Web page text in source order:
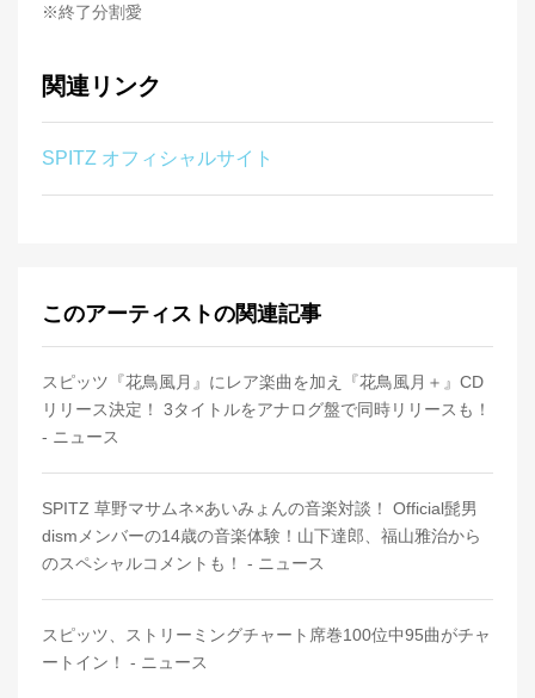
※終了分割愛
関連リンク
SPITZ オフィシャルサイト
このアーティストの関連記事
スピッツ『花鳥風月』にレア楽曲を加え『花鳥風月＋』CD
リリース決定！ 3タイトルをアナログ盤で同時リリースも！
- ニュース
SPITZ 草野マサムネ×あいみょんの音楽対談！ Official髭男
dismメンバーの14歳の音楽体験！山下達郎、福山雅治から
のスペシャルコメントも！ - ニュース
スピッツ、ストリーミングチャート席巻100位中95曲がチャ
ートイン！ - ニュース